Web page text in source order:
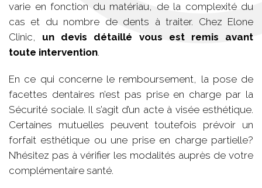
varie en fonction du matériau, de la complexité du
cas et du nombre de dents à traiter. Chez Elone
Clinic, un devis détaillé vous est remis avant
toute intervention.
En ce qui concerne le remboursement, la pose de
facettes dentaires n’est pas prise en charge par la
Sécurité sociale. Il s’agit d’un acte à visée esthétique.
Certaines mutuelles peuvent toutefois prévoir un
forfait esthétique ou une prise en charge partielle?
N’hésitez pas à vérifier les modalités auprès de votre
complémentaire santé.